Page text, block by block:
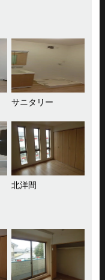
サニタリー
北洋間